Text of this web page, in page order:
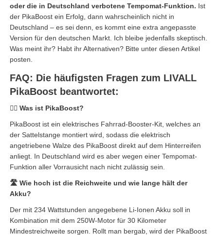
oder die in Deutschland verbotene Tempomat-Funktion. Ist
der PikaBoost ein Erfolg, dann wahrscheinlich nicht in
Deutschland – es sei denn, es kommt eine extra angepasste
Version für den deutschen Markt. Ich bleibe jedenfalls skeptisch.
Was meint ihr? Habt ihr Alternativen? Bitte unter diesen Artikel
posten.
FAQ: Die häufigsten Fragen zum LIVALL
PikaBoost beantwortet:
🚴‍♂️ Was ist PikaBoost?
PikaBoost ist ein elektrisches Fahrrad-Booster-Kit, welches an
der Sattelstange montiert wird, sodass die elektrisch
angetriebene Walze des PikaBoost direkt auf dem Hinterreifen
anliegt. In Deutschland wird es aber wegen einer Tempomat-
Funktion aller Vorrausicht nach nicht zulässig sein.
🛣️ Wie hoch ist die Reichweite und wie lange hält der
Akku?
Der mit 234 Wattstunden angegebene Li-Ionen Akku soll in
Kombination mit dem 250W-Motor für 30 Kilometer
Mindestreichweite sorgen. Rollt man bergab, wird der PikaBoost